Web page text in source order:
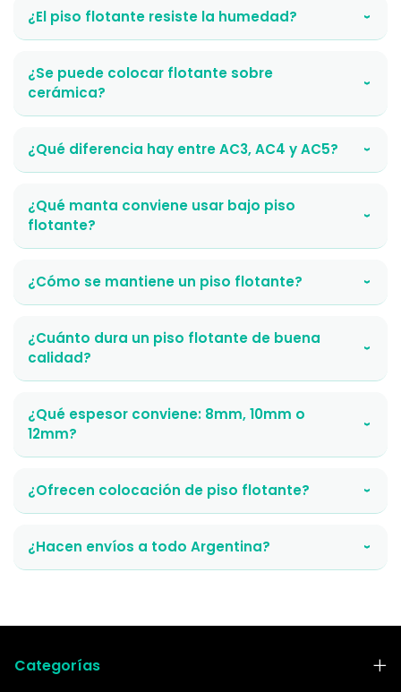
¿El piso flotante resiste la humedad? ›
¿Se puede colocar flotante sobre
cerámica?
›
¿Qué diferencia hay entre AC3, AC4 y AC5? ›
¿Qué manta conviene usar bajo piso
flotante?
›
¿Cómo se mantiene un piso flotante? ›
¿Cuánto dura un piso flotante de buena
calidad?
›
¿Qué espesor conviene: 8mm, 10mm o
12mm?
›
¿Ofrecen colocación de piso flotante? ›
¿Hacen envíos a todo Argentina? ›
Categorías